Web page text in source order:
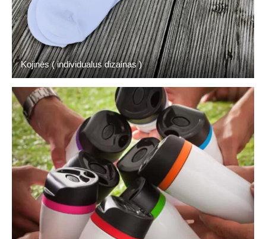
Kojinės ( individualus dizainas )